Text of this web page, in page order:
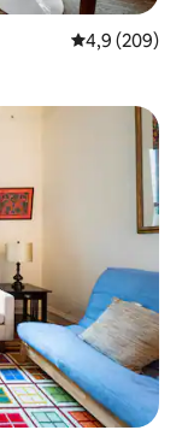
Средна
4,9 (209)